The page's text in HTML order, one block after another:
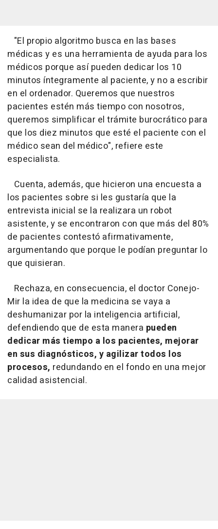
"El propio algoritmo busca en las bases
médicas y es una herramienta de ayuda para los
médicos porque así pueden dedicar los 10
minutos íntegramente al paciente, y no a escribir
en el ordenador. Queremos que nuestros
pacientes estén más tiempo con nosotros,
queremos simplificar el trámite burocrático para
que los diez minutos que esté el paciente con el
médico sean del médico", refiere este
especialista.
Cuenta, además, que hicieron una encuesta a
los pacientes sobre si les gustaría que la
entrevista inicial se la realizara un robot
asistente, y se encontraron con que más del 80%
de pacientes contestó afirmativamente,
argumentando que porque le podían preguntar lo
que quisieran.
Rechaza, en consecuencia, el doctor Conejo-
Mir la idea de que la medicina se vaya a
deshumanizar por la inteligencia artificial,
defendiendo que de esta manera pueden
dedicar más tiempo a los pacientes, mejorar
en sus diagnósticos, y agilizar todos los
procesos, redundando en el fondo en una mejor
calidad asistencial.